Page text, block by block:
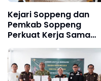
Kejari Soppeng dan
Pemkab Soppeng
Perkuat Kerja Sama
Penanganan Masalah
Hukum